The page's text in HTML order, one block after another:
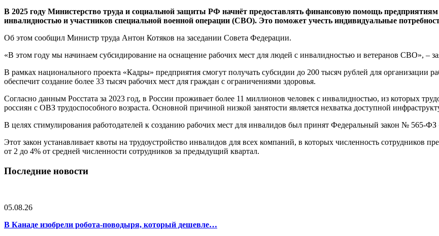
В 2025 году Министерство труда и социальной защиты РФ начнёт предоставлять финансовую помощь
инвалидностью и участников специальной военной операции (СВО). Это поможет учесть индивидуальные
Об этом сообщил Министр труда Антон Котяков на заседании Совета Федерации.
«В этом году мы начинаем субсидирование на оснащение рабочих мест для людей с инвалидностью и ветеранов СВО», –
В рамках национального проекта «Кадры» предприятия смогут получать субсидии до 200 тысяч рублей для
обеспечит создание более 33 тысяч рабочих мест для граждан с ограничениями здоровья.
Согласно данным Росстата за 2023 год, в России проживает более 11 миллионов человек с инвалидностью, из которых
россиян с ОВЗ трудоспособного возраста. Основной причиной низкой занятости является нехватка доступной
В целях стимулирования работодателей к созданию рабочих мест для инвалидов был принят Федеральный закон № 565-ФЗ
Этот закон устанавливает квоты на трудоустройство инвалидов для всех компаний, в которых численность сотрудников
от 2 до 4% от средней численности сотрудников за предыдущий квартал.
Последние новости
05.08.26
В Канаде изобрели робота-поводыря, который дешевле…